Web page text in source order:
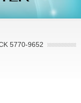
5770-9652